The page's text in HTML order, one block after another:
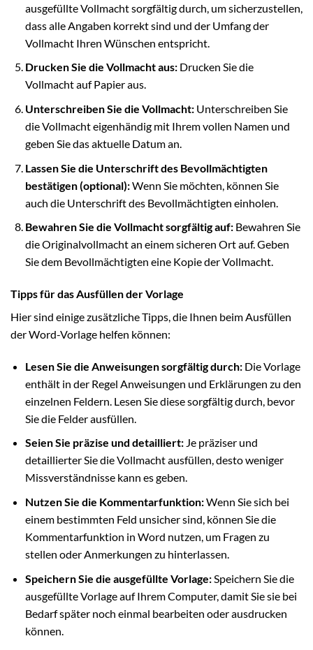
ausgefüllte Vollmacht sorgfältig durch, um sicherzustellen,
dass alle Angaben korrekt sind und der Umfang der
Vollmacht Ihren Wünschen entspricht.
Drucken Sie die Vollmacht aus:Drucken Sie die
Vollmacht auf Papier aus.
Unterschreiben Sie die Vollmacht:Unterschreiben Sie
die Vollmacht eigenhändig mit Ihrem vollen Namen und
geben Sie das aktuelle Datum an.
Lassen Sie die Unterschrift des Bevollmächtigten
bestätigen (optional):Wenn Sie möchten, können Sie
auch die Unterschrift des Bevollmächtigten einholen.
Bewahren Sie die Vollmacht sorgfältig auf:Bewahren Sie
die Originalvollmacht an einem sicheren Ort auf. Geben
Sie dem Bevollmächtigten eine Kopie der Vollmacht.
Tipps für das Ausfüllen der Vorlage
Hier sind einige zusätzliche Tipps, die Ihnen beim Ausfüllen
der Word-Vorlage helfen können:
Lesen Sie die Anweisungen sorgfältig durch:Die Vorlage
enthält in der Regel Anweisungen und Erklärungen zu den
einzelnen Feldern. Lesen Sie diese sorgfältig durch, bevor
Sie die Felder ausfüllen.
Seien Sie präzise und detailliert:Je präziser und
detaillierter Sie die Vollmacht ausfüllen, desto weniger
Missverständnisse kann es geben.
Nutzen Sie die Kommentarfunktion:Wenn Sie sich bei
einem bestimmten Feld unsicher sind, können Sie die
Kommentarfunktion in Word nutzen, um Fragen zu
stellen oder Anmerkungen zu hinterlassen.
Speichern Sie die ausgefüllte Vorlage:Speichern Sie die
ausgefüllte Vorlage auf Ihrem Computer, damit Sie sie bei
Bedarf später noch einmal bearbeiten oder ausdrucken
können.